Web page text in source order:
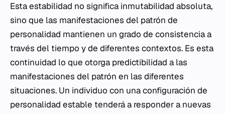
Esta estabilidad no significa inmutabilidad absoluta,
sino que las manifestaciones del patrón de
personalidad mantienen un grado de consistencia a
través del tiempo y de diferentes contextos. Es esta
continuidad lo que otorga predictibilidad a las
manifestaciones del patrón en las diferentes
situaciones. Un individuo con una configuración de
personalidad estable tenderá a responder a nuevas